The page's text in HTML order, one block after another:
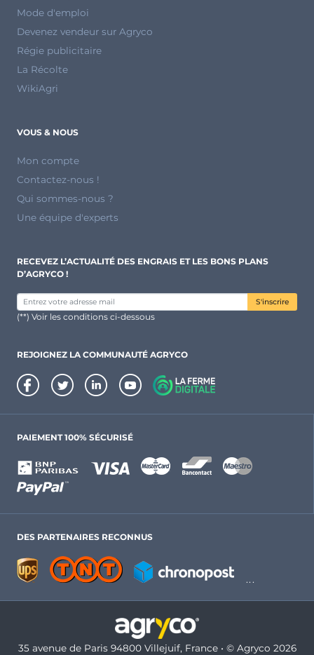
Mode d'emploi
Devenez vendeur sur Agryco
Régie publicitaire
La Récolte
WikiAgri
VOUS & NOUS
Mon compte
Contactez-nous !
Qui sommes-nous ?
Une équipe d'experts
RECEVEZ L’ACTUALITÉ DES ENGRAIS ET LES BONS PLANS
D’AGRYCO !
S'inscrire
(**) Voir les conditions ci-dessous
REJOIGNEZ LA COMMUNAUTÉ AGRYCO
PAIEMENT 100% SÉCURISÉ
DES PARTENAIRES RECONNUS
35 avenue de Paris 94800 Villejuif, France • © Agryco 2026